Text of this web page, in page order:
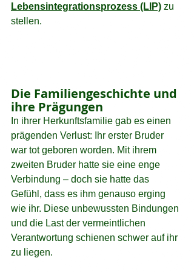
Lebensintegrationsprozess (LIP) zu
stellen.
Die Familiengeschichte und
ihre Prägungen
In ihrer Herkunftsfamilie gab es einen
prägenden Verlust: Ihr erster Bruder
war tot geboren worden. Mit ihrem
zweiten Bruder hatte sie eine enge
Verbindung – doch sie hatte das
Gefühl, dass es ihm genauso erging
wie ihr. Diese unbewussten Bindungen
und die Last der vermeintlichen
Verantwortung schienen schwer auf ihr
zu liegen.